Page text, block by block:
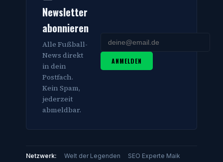
Newsletter
abonnieren
Alle Fußball-
News direkt
in dein
Postfach.
Kein Spam,
jederzeit
abmeldbar.
ANMELDEN
Netzwerk: Welt der Legenden
SEO Experte Maik